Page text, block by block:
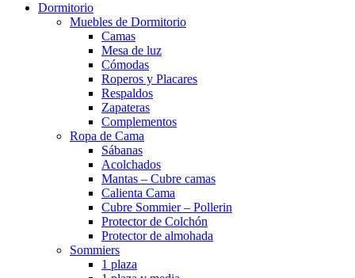
Dormitorio
Muebles de Dormitorio
Camas
Mesa de luz
Cómodas
Roperos y Placares
Respaldos
Zapateras
Complementos
Ropa de Cama
Sábanas
Acolchados
Mantas – Cubre camas
Calienta Cama
Cubre Sommier – Pollerin
Protector de Colchón
Protector de almohada
Sommiers
1 plaza